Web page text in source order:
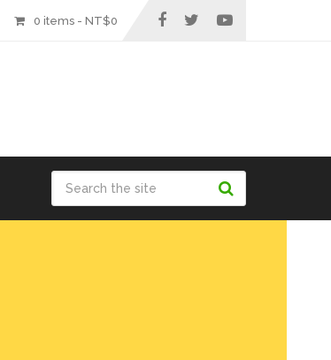
0 items - NT$0